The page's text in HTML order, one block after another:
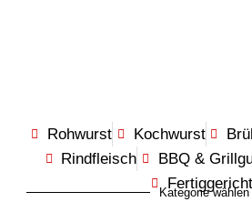
Rohwurst Kochwurst
Rindfleisch
BBQ &
Kategorie wählen